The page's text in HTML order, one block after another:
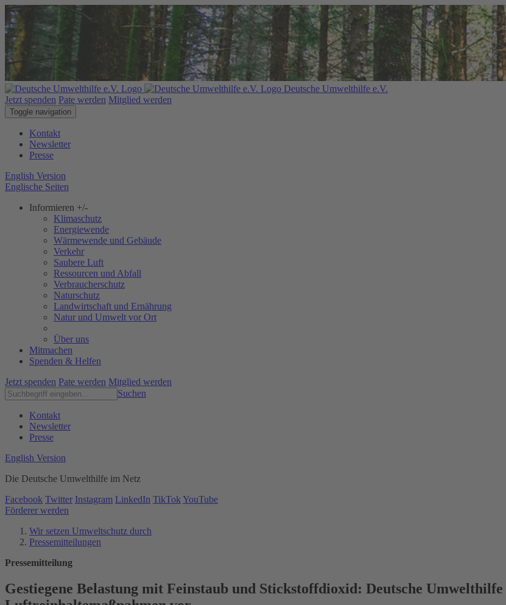
Deutsche Umwelthilfe e.V.
Jetzt spenden Pate werden Mitglied werden
Toggle navigation
Kontakt
Newsletter
Presse
English Version
Englische Seiten
Informieren +/-
Klimaschutz
Energiewende
Wärmewende und Gebäude
Verkehr
Saubere Luft
Ressourcen und Abfall
Verbraucherschutz
Naturschutz
Landwirtschaft und Ernährung
Natur und Umwelt vor Ort
Über uns
Mitmachen
Spenden & Helfen
Jetzt spenden Pate werden Mitglied werden
Suchen
Kontakt
Newsletter
Presse
English Version
Die Deutsche Umwelthilfe im Netz
Facebook Twitter Instagram LinkedIn TikTok YouTube
Förderer werden
Wir setzen Umweltschutz durch
Pressemitteilungen
Pressemitteilung
Gestiegene Belastung mit Feinstaub und Stickstoffdioxid: Deutsche